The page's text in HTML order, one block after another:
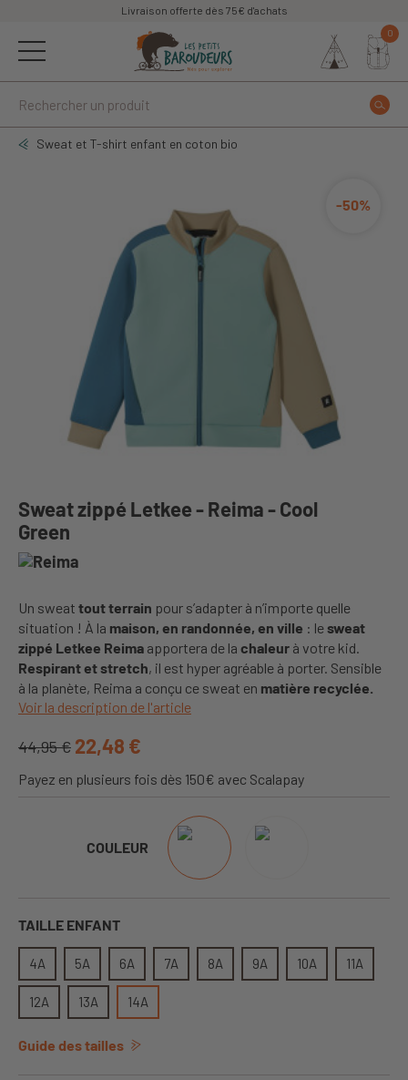
Livraison offerte dès 75€ d'achats
0
Sweat et T-shirt enfant en coton bio
-50%
Sweat zippé Letkee - Reima - Cool
Green
Un sweat tout terrain pour s’adapter à n’importe quelle
situation ! À la maison, en randonnée, en ville : lesweat
zippé Letkee Reima apportera de la chaleur à votre kid.
Respirant et stretch, il est hyper agréable à porter. Sensible
à la planète, Reima a conçu ce sweat en matière recyclée.
Voir la description de l'article
44,95 € 22,48 €
Payez en plusieurs fois dès 150€ avec Scalapay
COULEUR
TAILLE ENFANT
4A 5A 6A 7A 8A 9A 10A 11A
12A 13A 14A
Guide des tailles